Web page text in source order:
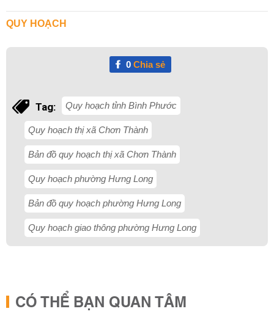
QUY HOẠCH
0Chia sẻ
Tag: Quy hoạch tỉnh Bình Phước
Quy hoạch thị xã Chơn Thành
Bản đồ quy hoạch thị xã Chơn Thành
Quy hoạch phường Hưng Long
Bản đồ quy hoạch phường Hưng Long
Quy hoạch giao thông phường Hưng Long
CÓ THỂ BẠN QUAN TÂM